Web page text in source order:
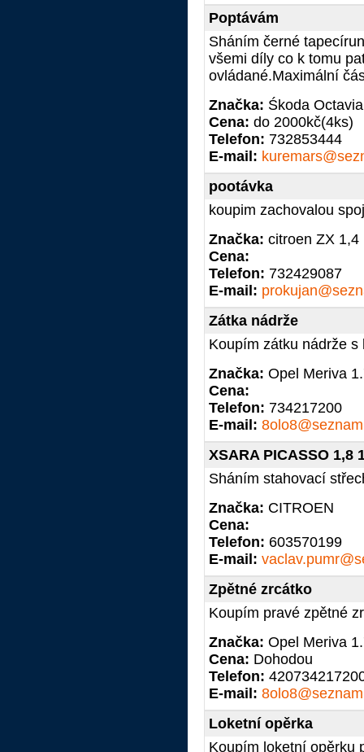
Poptávám
Sháním černé
všemi díly co k tomu
ovládané.Maximální
Značka: Śkoda
Cena: do 2000kč(4ks)
Telefon: 732853444
E-mail:
pootávka
koupim zachovalou
Značka: citroen ZX 1,4
Cena:
Telefon: 732429087
E-mail:
Zátka nádrže
Koupím zátku nádrže s
Značka: Opel Meriva
Cena:
Telefon: 734217200
E-mail:
XSARA PICASSO 1,8
Sháním stahovací
Značka: CITROEN
Cena:
Telefon: 603570199
E-mail:
Zpětné zrcátko
Koupím pravé zpětné
Značka: Opel Meriva
Cena: Dohodou
Telefon:
E-mail:
Loketní opěrka
Koupím loketní opěrku